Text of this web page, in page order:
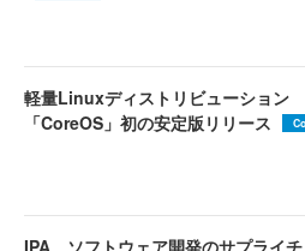
軽量Linuxディストリビューション
「CoreOS」初の安定版リリース
IPA、ソフトウェア開発のサプライ